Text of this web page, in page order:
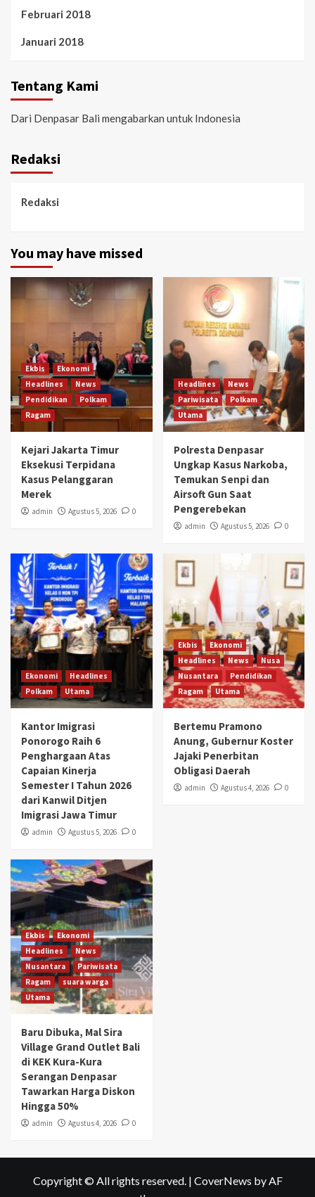
Februari 2018
Januari 2018
Tentang Kami
Dari Denpasar Bali mengabarkan untuk Indonesia
Redaksi
Redaksi
You may have missed
Ekbis
Ekonomi
Headlines
News
Pendidikan
Polkam
Ragam
Kejari Jakarta Timur
Eksekusi Terpidana
Kasus Pelanggaran
Merek
admin Agustus 5, 2026 0
Headlines
News
Pariwisata
Polkam
Utama
Polresta Denpasar
Ungkap Kasus Narkoba,
Temukan Senpi dan
Airsoft Gun Saat
Pengerebekan
admin Agustus 5, 2026 0
Ekonomi
Headlines
Polkam
Utama
Kantor Imigrasi
Ponorogo Raih 6
Penghargaan Atas
Capaian Kinerja
Semester I Tahun 2026
dari Kanwil Ditjen
Imigrasi Jawa Timur
admin Agustus 5, 2026 0
Ekbis
Ekonomi
Headlines
News
Nusa
Nusantara
Pendidikan
Ragam
Utama
Bertemu Pramono
Anung, Gubernur Koster
Jajaki Penerbitan
Obligasi Daerah
admin Agustus 4, 2026 0
Ekbis
Ekonomi
Headlines
News
Nusantara
Pariwisata
Ragam
suara warga
Utama
Baru Dibuka, Mal Sira
Village Grand Outlet Bali
di KEK Kura-Kura
Serangan Denpasar
Tawarkan Harga Diskon
Hingga 50%
admin Agustus 4, 2026 0
Copyright © All rights reserved. | CoverNews by AF